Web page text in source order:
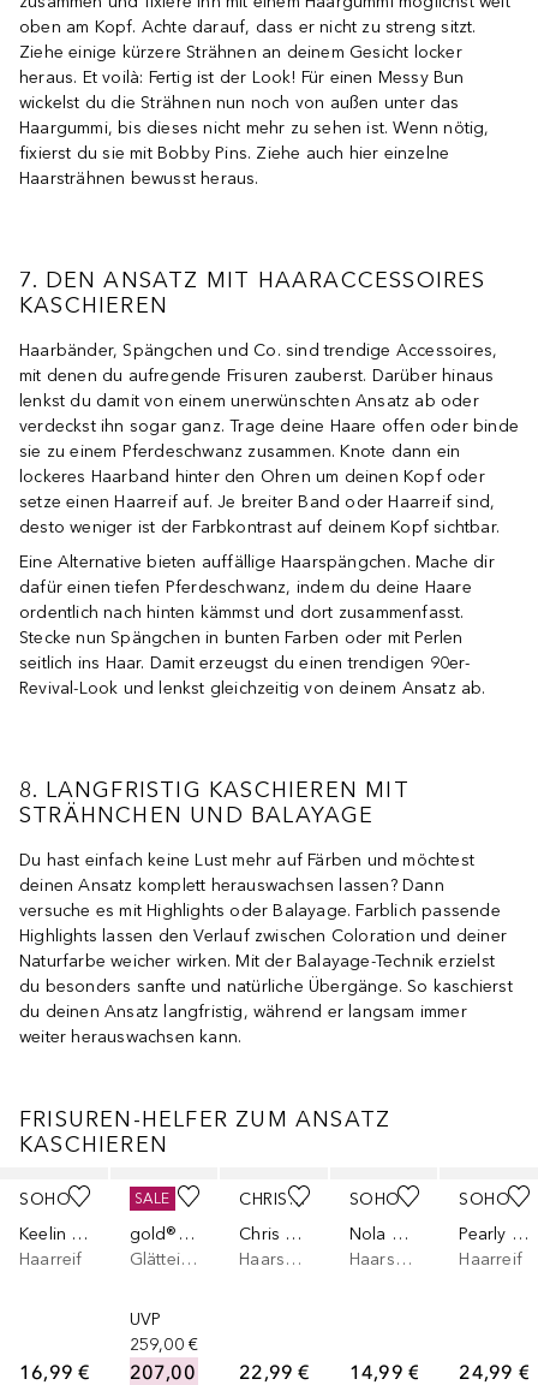
oben am Kopf. Achte darauf, dass er nicht zu streng sitzt.
Ziehe einige kürzere Strähnen an deinem Gesicht locker
heraus. Et voilà: Fertig ist der Look! Für einen Messy Bun
wickelst du die Strähnen nun noch von außen unter das
Haargummi, bis dieses nicht mehr zu sehen ist. Wenn nötig,
fixierst du sie mit Bobby Pins. Ziehe auch hier einzelne
Haarsträhnen bewusst heraus.
7. DEN ANSATZ MIT HAARACCESSOIRES
KASCHIEREN
Haarbänder, Spängchen und Co. sind trendige Accessoires,
mit denen du aufregende Frisuren zauberst. Darüber hinaus
lenkst du damit von einem unerwünschten Ansatz ab oder
verdeckst ihn sogar ganz. Trage deine Haare offen oder binde
sie zu einem Pferdeschwanz zusammen. Knote dann ein
lockeres Haarband hinter den Ohren um deinen Kopf oder
setze einen Haarreif auf. Je breiter Band oder Haarreif sind,
desto weniger ist der Farbkontrast auf deinem Kopf sichtbar.
Eine Alternative bieten auffällige Haarspängchen. Mache dir
dafür einen tiefen Pferdeschwanz, indem du deine Haare
ordentlich nach hinten kämmst und dort zusammenfasst.
Stecke nun Spängchen in bunten Farben oder mit Perlen
seitlich ins Haar. Damit erzeugst du einen trendigen 90er-
Revival-Look und lenkst gleichzeitig von deinem Ansatz ab.
8. LANGFRISTIG KASCHIEREN MIT
STRÄHNCHEN UND BALAYAGE
Du hast einfach keine Lust mehr auf Färben und möchtest
deinen Ansatz komplett herauswachsen lassen? Dann
versuche es mit Highlights oder Balayage. Farblich passende
Highlights lassen den Verlauf zwischen Coloration und deiner
Naturfarbe weicher wirken. Mit der Balayage-Technik erzielst
du besonders sanfte und natürliche Übergänge. So kaschierst
du deinen Ansatz langfristig, während er langsam immer
weiter herauswachsen kann.
FRISUREN-HELFER ZUM ANSATZ
KASCHIEREN
SOHO
Keelin Haarreif
Haarreif
16,99 €
GHD
gold® Styler
Glätteisen
UVP
259,00 €
207,00 €
SALE
CHRIS RUBIN
Chris Rubin Haven Haarspange - Diamant
Haarspange
22,99 €
SOHO
Nola Haarspange
Haarspange
14,99 €
SOHO
Pearly Haarreif
Haarreif
24,99 €